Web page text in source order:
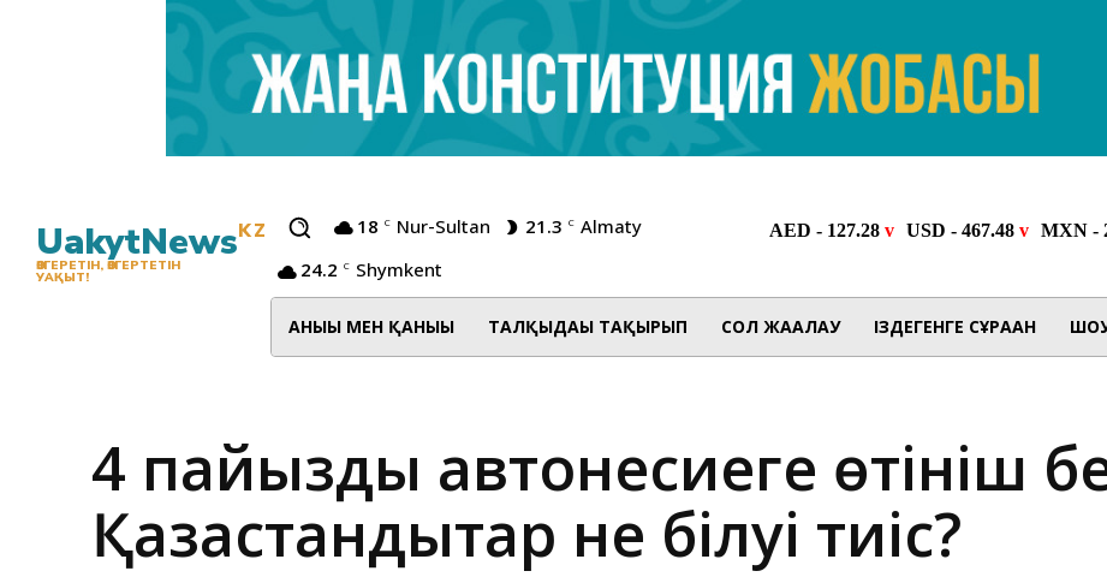
UakytNewsKZ
ӨЗГЕРЕТІН, ӨЗГЕРТЕТІН
УАҚЫТ!
18 C Nur-Sultan 21.3 C Almaty
24.2 C Shymkent
АНЫҒЫ МЕН ҚАНЫҒЫ ТАЛҚЫДАҒЫ ТАҚЫРЫП СОЛ ЖАҒАЛАУ ІЗДЕГЕНГЕ СҰРАҒАН
4 пайыздық автонесиеге өтініш
Қазақстандықтар не білуі тиіс?